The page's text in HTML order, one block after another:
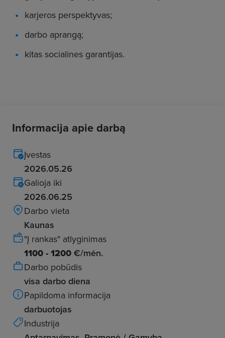
karjeros perspektyvas;
darbo aprangą;
kitas socialines garantijas.
Informacija apie darbą
Įvestas
2026.05.26
Galioja iki
2026.06.25
Darbo vieta
Kaunas
"Į rankas" atlyginimas
1100 - 1200 €/mėn.
Darbo pobūdis
visa darbo diena
Papildoma informacija
darbuotojas
Industrija